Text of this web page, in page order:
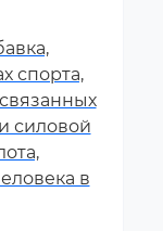
спорта,
силовой
в
–
F.
2